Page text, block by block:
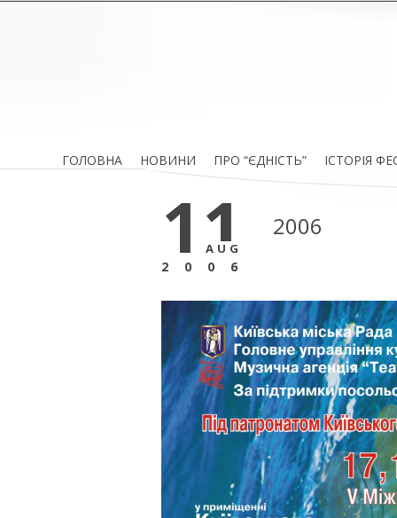
ГОЛОВНА НОВИНИ ПРО “ЄДНІСТЬ” ІСТОРІЯ
11
AUG
2006
2006